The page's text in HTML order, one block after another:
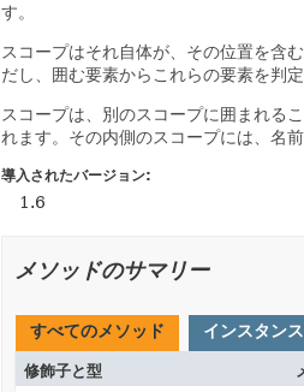
す。
スコープはそれ自体が、その位置を含
だし、囲む要素からこれらの要素を判定
スコープは、別のスコープに囲まれるこ
れます。その内側のスコープには、名
導入されたバージョン:
1.6
メソッドのサマリー
すべてのメソッド インスタン
修飾子と型